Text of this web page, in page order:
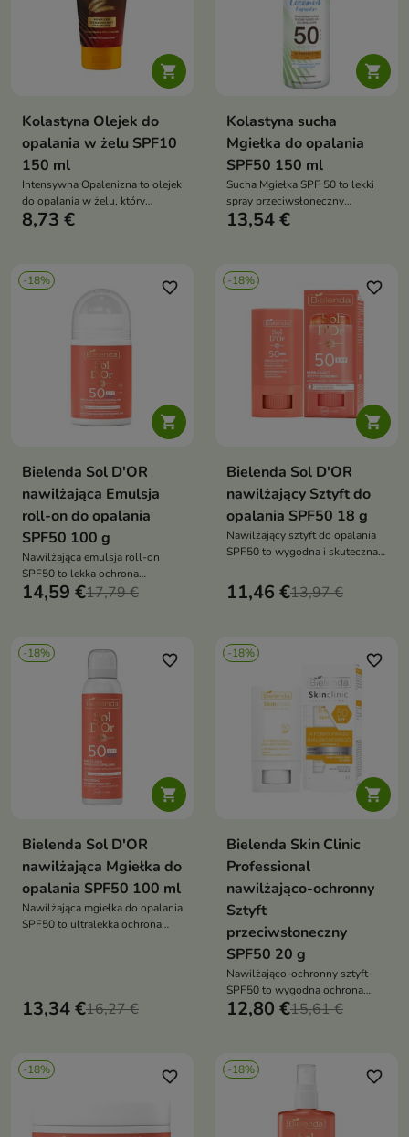

Kolastyna Olejek do
opalania w żelu SPF10
150 ml
Intensywna Opalenizna to olejek
do opalania w żelu, który
pomaga uzyskać złocistą
8,73 €

Kolastyna sucha
Mgiełka do opalania
SPF50 150 ml
Sucha Mgiełka SPF 50 to lekki
spray przeciwsłoneczny
zapewniający bardzo wysoką
chłodzenia skóry
13,54 €
-18%

favorite_border
Bielenda Sol D'OR
nawilżająca Emulsja
roll-on do opalania
SPF50 100 g
Nawilżająca emulsja roll-on
SPF50 to lekka ochrona
przeciwsłoneczna, która
zapewniając komfort podczas
14,59 €17,79 €
-18%

favorite_border
Bielenda Sol D'OR
nawilżający Sztyft do
opalania SPF50 18 g
Nawilżający sztyft do opalania
SPF50 to wygodna i skuteczna
która zabezpiecza skórę przed
promieniowaniem UV,
sytuacji
11,46 €13,97 €
-18%

favorite_border
Bielenda Sol D'OR
nawilżająca Mgiełka do
opalania SPF50 100 ml
Nawilżająca mgiełka do opalania
SPF50 to ultralekka ochrona
zapewniając jedwabiste
13,34 €16,27 €
-18%

favorite_border
Bielenda Skin Clinic
Professional
nawilżająco-ochronny
Sztyft
przeciwsłoneczny
SPF50 20 g
Nawilżająco-ochronny sztyft
SPF50 to wygodna ochrona
przeciwsłoneczna, która
nadając efekt naturalnego glow
12,80 €15,61 €
-18% favorite_border -18% favorite_border